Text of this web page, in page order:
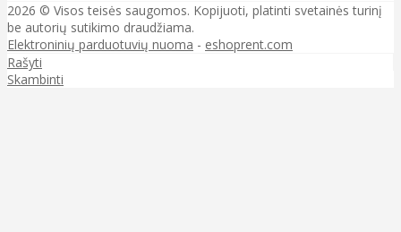
2026 © Visos teisės saugomos. Kopijuoti, platinti svetainės turinį
be autorių sutikimo draudžiama.
Elektroninių parduotuvių nuoma - eshoprent.com
Rašyti
Skambinti